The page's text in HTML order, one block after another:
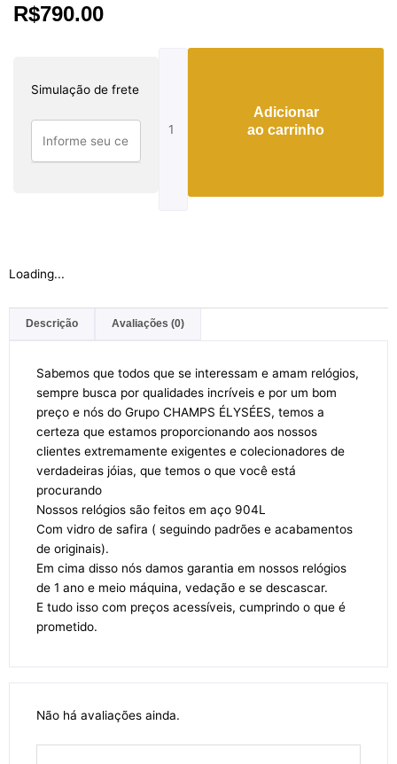
R$790.00
Simulação de frete
Adicionar
ao carrinho
Loading...
Descrição Avaliações (0)
Sabemos que todos que se interessam e amam relógios,
sempre busca por qualidades incríveis e por um bom
preço e nós do Grupo CHAMPS ÉLYSÉES, temos a
certeza que estamos proporcionando aos nossos
clientes extremamente exigentes e colecionadores de
verdadeiras jóias, que temos o que você está
procurando
Nossos relógios são feitos em aço 904L
Com vidro de safira ( seguindo padrões e acabamentos
de originais).
Em cima disso nós damos garantia em nossos relógios
de 1 ano e meio máquina, vedação e se descascar.
E tudo isso com preços acessíveis, cumprindo o que é
prometido.
Não há avaliações ainda.